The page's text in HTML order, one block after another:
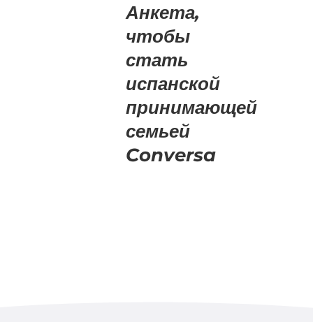
Анкета,
чтобы
стать
испанской
принимающей
семьей
Conversa